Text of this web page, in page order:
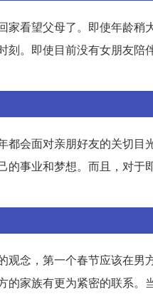
看望父母了。即使年龄稍
。即使目前没有女朋友陪
会面对亲朋好友的关切目
事业和梦想。而且，对于
念，第一个春节应该在男
家族有更为紧密的联系。